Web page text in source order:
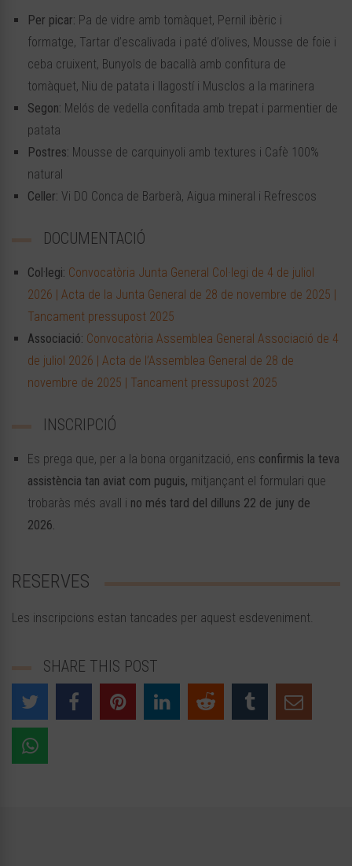
Per picar: Pa de vidre amb tomàquet, Pernil ibèric i
formatge, Tartar d’escalivada i paté d’olives, Mousse de foie i
ceba cruixent, Bunyols de bacallà amb confitura de
tomàquet, Niu de patata i llagostí i Musclos a la marinera
Segon: Melós de vedella confitada amb trepat i parmentier de
patata
Postres: Mousse de carquinyoli amb textures i Cafè 100%
natural
Celler: Vi DO Conca de Barberà, Aigua mineral i Refrescos
DOCUMENTACIÓ
Col·legi: Convocatòria Junta General Col·legi de 4 de juliol
2026 | Acta de la Junta General de 28 de novembre de 2025 |
Tancament pressupost 2025
Associació: Convocatòria Assemblea General Associació de 4
de juliol 2026 | Acta de l’Assemblea General de 28 de
novembre de 2025 | Tancament pressupost 2025
INSCRIPCIÓ
Es prega que, per a la bona organització, ens confirmis la teva
assistència tan aviat com puguis, mitjançant el formulari que
trobaràs més avall i no més tard del dilluns 22 de juny de
2026.
RESERVES
Les inscripcions estan tancades per aquest esdeveniment.
SHARE THIS POST